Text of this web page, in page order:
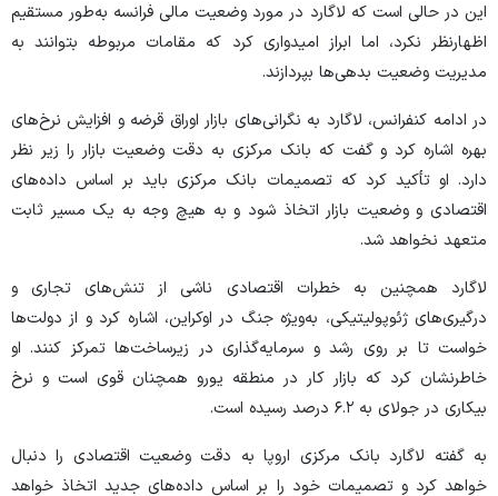
این در حالی است که لاگارد در مورد وضعیت مالی فرانسه به‌طور مستقیم
اظهارنظر نکرد، اما ابراز امیدواری کرد که مقامات مربوطه بتوانند به
مدیریت وضعیت بدهی‌ها بپردازند.
در ادامه کنفرانس، لاگارد به نگرانی‌های بازار اوراق قرضه و افزایش نرخ‌های
بهره اشاره کرد و گفت که بانک مرکزی به دقت وضعیت بازار را زیر نظر
دارد. او تأکید کرد که تصمیمات بانک مرکزی باید بر اساس داده‌های
اقتصادی و وضعیت بازار اتخاذ شود و به هیچ وجه به یک مسیر ثابت
متعهد نخواهد شد.
لاگارد همچنین به خطرات اقتصادی ناشی از تنش‌های تجاری و
درگیری‌های ژئوپولیتیکی، به‌ویژه جنگ در اوکراین، اشاره کرد و از دولت‌ها
خواست تا بر روی رشد و سرمایه‌گذاری در زیرساخت‌ها تمرکز کنند. او
خاطرنشان کرد که بازار کار در منطقه یورو همچنان قوی است و نرخ
بیکاری در جولای به ۶.۲ درصد رسیده است.
به گفته لاگارد بانک مرکزی اروپا به دقت وضعیت اقتصادی را دنبال
خواهد کرد و تصمیمات خود را بر اساس داده‌های جدید اتخاذ خواهد